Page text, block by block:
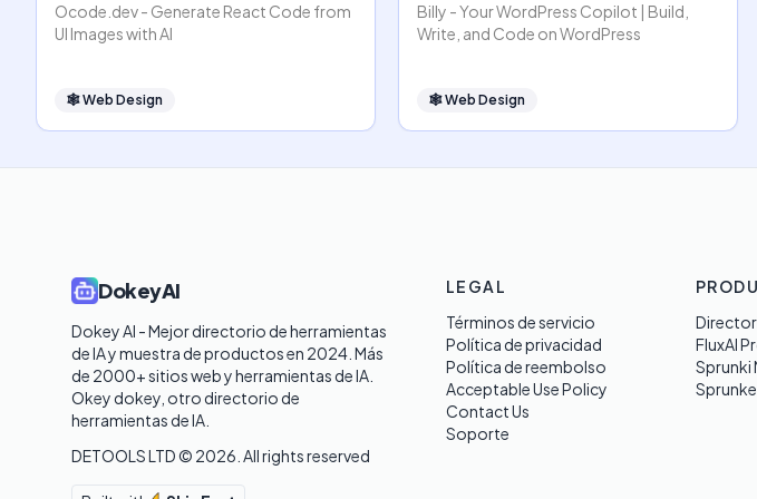
Ocode.dev - Generate React Code from
UI Images with AI
🕸Web Design
Billy - Your WordPress Copilot | Build,
Write, and Code on WordPress
🕸Web Design
DokeyAI
Dokey AI - Mejor directorio de herramientas
de IA y muestra de productos en 2024. Más
de 2000+ sitios web y herramientas de IA.
Okey dokey, otro directorio de
herramientas de IA.
DETOOLS LTD © 2026 . All rights reserved
LEGAL
Términos de servicio
Política de privacidad
Política de reembolso
Acceptable Use Policy
Contact Us
Soporte
FluxAI
Sprunki